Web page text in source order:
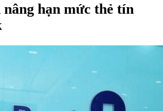
hạn mức thẻ tín